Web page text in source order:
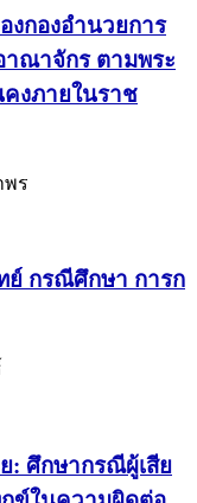
งกองอำนวยการ
ณาจักร ตามพระ
งภายในราช
พร
ย์ กรณีศึกษา การก
: ศึกษากรณีผู้เสีย